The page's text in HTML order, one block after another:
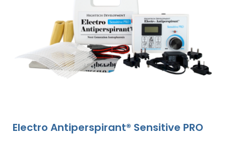
Electro Antiperspirant® Sensitive PRO